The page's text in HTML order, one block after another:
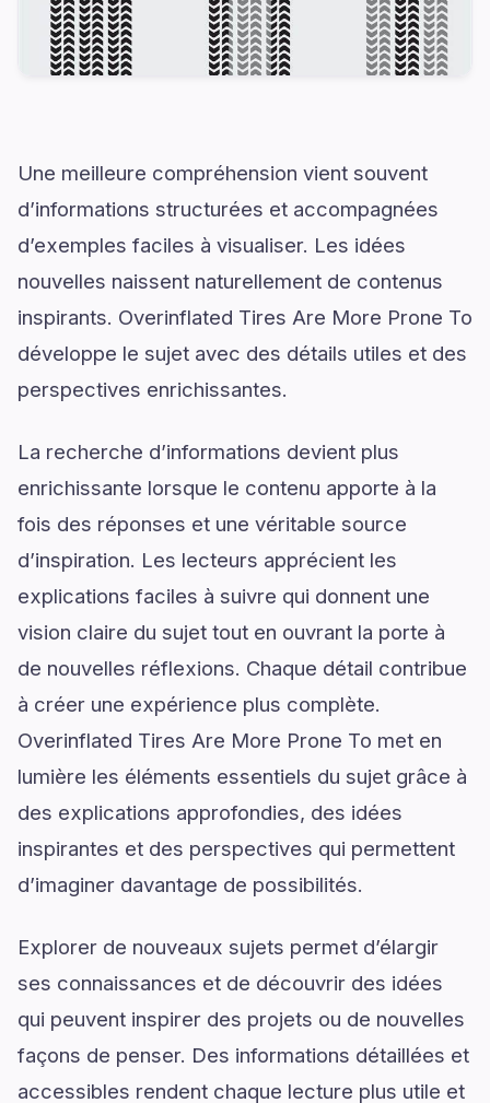
Une meilleure compréhension vient souvent
d’informations structurées et accompagnées
d’exemples faciles à visualiser. Les idées
nouvelles naissent naturellement de contenus
inspirants. Overinflated Tires Are More Prone To
développe le sujet avec des détails utiles et des
perspectives enrichissantes.
La recherche d’informations devient plus
enrichissante lorsque le contenu apporte à la
fois des réponses et une véritable source
d’inspiration. Les lecteurs apprécient les
explications faciles à suivre qui donnent une
vision claire du sujet tout en ouvrant la porte à
de nouvelles réflexions. Chaque détail contribue
à créer une expérience plus complète.
Overinflated Tires Are More Prone To met en
lumière les éléments essentiels du sujet grâce à
des explications approfondies, des idées
inspirantes et des perspectives qui permettent
d’imaginer davantage de possibilités.
Explorer de nouveaux sujets permet d’élargir
ses connaissances et de découvrir des idées
qui peuvent inspirer des projets ou de nouvelles
façons de penser. Des informations détaillées et
accessibles rendent chaque lecture plus utile et